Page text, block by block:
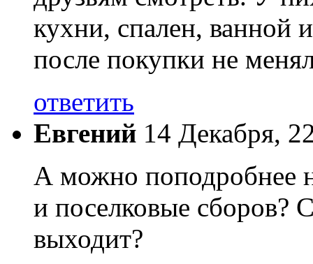
кухни, спален, ванной
после покупки не
ответить
Евгений 14 Декабря,
А можно поподробнее
и поселковые сборов?
выходит?